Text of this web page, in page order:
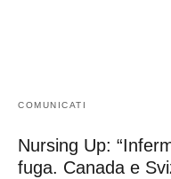
COMUNICATI
Nursing Up:
fuga. Canada e